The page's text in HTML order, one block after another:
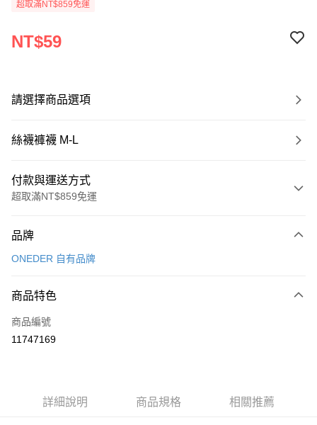
超取滿NT$859免運
NT$59
請選擇商品選項
絲襪褲襪 M-L
付款與運送方式
超取滿NT$859免運
信用卡一次付款
LINE Pay
Apple Pay
ATM付款
品牌
ONEDER 自有品牌
商品特色
商品編號
11747169
詳細說明 商品規格 相關推薦